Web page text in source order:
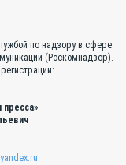
по надзору в сфере
(Роскомнадзор).